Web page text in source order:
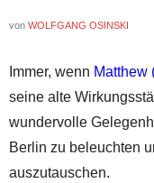
von WOLFGANG OSINSKI
Immer, wenn Matthew
seine alte
wundervolle
Berlin zu beleuchten
auszutauschen.